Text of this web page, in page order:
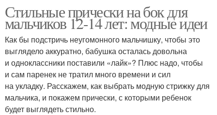
Стильные прически на бок для
мальчиков 12-14 лет: модные идеи
Как бы подстричь неугомонного мальчишку, чтобы это
выглядело аккуратно, бабушка осталась довольна
и одноклассники поставили «лайк»? Плюс надо, чтобы
и сам паренек не тратил много времени и сил
на укладку. Расскажем, как выбрать модную стрижку для
мальчика, и покажем прически, с которыми ребенок
будет выглядеть стильно.